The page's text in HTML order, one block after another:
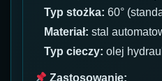
Typ stożka: 60°
Materiał: stal
Typ cieczy: olej
Zastosowanie: